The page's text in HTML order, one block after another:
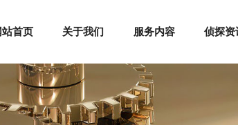
站首页 关于我们 服务内容 侦探资